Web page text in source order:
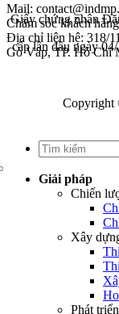
Mail:
Chăm sóc khách
Địa chỉ liên hệ: 318/
Gò Vấp, TP. Hồ Chí
Giấy chứng nhận
cấp lần đầu ngày
Copyright
Giải pháp
Chiến
Xây
Phát triển